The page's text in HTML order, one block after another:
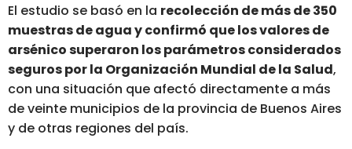
El estudio se basó en la recolección de más de 350
muestras de agua y confirmó que los valores de
arsénico superaron los parámetros considerados
seguros por la Organización Mundial de la Salud,
con una situación que afectó directamente a más
de veinte municipios de la provincia de Buenos Aires
y de otras regiones del país.